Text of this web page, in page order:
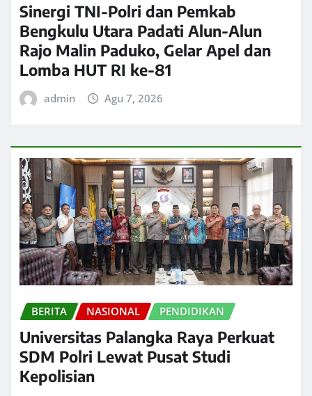
Sinergi TNI-Polri dan Pemkab
Bengkulu Utara Padati Alun-Alun
Rajo Malin Paduko, Gelar Apel dan
Lomba HUT RI ke-81
admin Agu 7, 2026
BERITA NASIONAL PENDIDIKAN
Universitas Palangka Raya Perkuat
SDM Polri Lewat Pusat Studi
Kepolisian